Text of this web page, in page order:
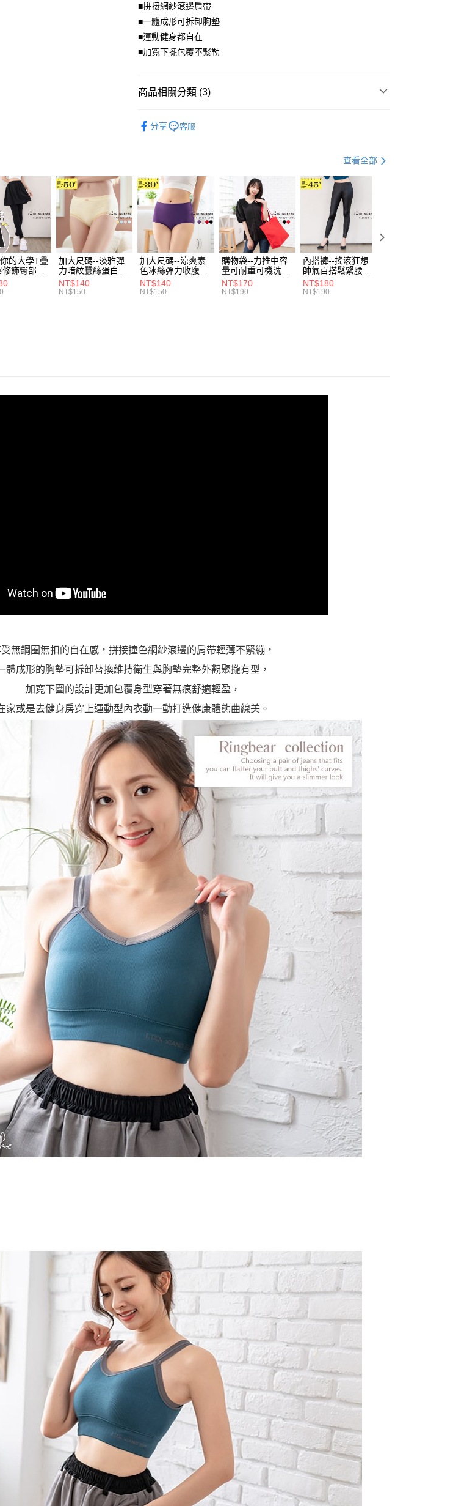
相關說明
【大哥付你分期使用說明】
1.本服務由台灣大哥大提供，台灣大哥大用戶可立即使用無須另外申請。
2.付款方式選擇「大哥付你分期」，訂單成立後會自動跳轉到大哥付的交易
流程，驗證手機門號後，選擇欲分期的期數、繳款截止日，確認付款後即
4.訂單成立30分鐘內，如未前往確認交易或遇審核未通過，訂單將自動取
【繳款方式說明】
2.透過簡訊連結打開帳單後，可選擇「超商條碼／台灣大直營門市／銀行轉
【注意事項】
1.本服務係由「台灣大哥大股份有限公司」（以下簡稱本公司）所提供，讓
用戶於交易時，得透過本服務購買商品或服務，並由商店將買賣／分期付
款買賣價金債權讓與本公司後，依約使用本公司帳單繳交帳款。
2.基於同意付款使用「大哥付你分期」之契約關係目的，商店將以您的個人
資料（包含姓名、電話或地址）提供予台灣大哥大進項蒐集、處理及利
用，由本公司與您本人進行分期帳單所需資料之確認、核對及更正。
3.完整用戶服務條款，請詳閱以下連結：https://oppay.tw/userRule
AFTEE先享後付
相關說明
１．簡單：不需註冊會員、不需綁卡、不需儲值。
３．收到繳費通知簡訊後14天內，點擊此簡訊中的連結，可透過四大超商
／ATM／網路銀行／等多元方式進行付款，方視為交易完成。
※ 請注意：結帳手續完成當下不需立刻繳費，但若您需要取消訂單，請聯
絡購買商品的店家。未經商家同意取消之訂單仍視為有效，需透過AFTEE
先享後付繳納相關費用。
※ 交易是否成功請以「AFTEE先享後付 」之結帳頁面顯示為準，若有關於
是否繳費成功／繳費後需取消欲退款等相關疑問，請聯繫「AFTEE先享後
付客戶支援中心」https://netprotections.freshdesk.com/support/home
【注意事項】
１．透過由恩沛科技股份有限公司提供之「AFTEE先享後付」服務完成之
全家取貨付款
每筆NT$70，滿NT$699(含以上)免運費
7-11取貨付款
每筆NT$70，滿NT$799(含以上)免運費
付款後7-11取貨
每筆NT$70，滿NT$699(含以上)免運費
宅配
■拼接網紗滾邊肩帶
■一體成形可拆卸胸墊
■運動健身都自在
■加寬下擺包覆不緊勒
商品相關分類 (3)
分享 客服
查看全部
的大學T疊
修飾臀部下
搭裙/遮臀
6L)-Q155
加大尺碼--淡雅彈
力暗紋蠶絲蛋白無
痕蕾絲三角內褲
(白.粉.藍.黃XL-
NT$140
NT$150
加大尺碼--涼爽素
色冰絲彈力收腹提
臀無痕中腰三角內
褲(黑.紅.粉.紫L-
NT$140
NT$150
購物袋--力推中容
量可耐重可機洗烘
乾環保帆布袋/側背
包(黑.紅.米F)-
NT$170
NT$190
內搭褲--搖滾狂想
帥氣百搭鬆緊腰頭
超彈絲滑薄款仿皮
褲(黑XL-6L)-R179
NT$180
NT$190
無鋼圈無扣的自在感，拼接撞色網紗滾邊的肩帶輕薄不緊繃，
體成形的胸墊可拆卸替換維持衛生與胸墊完整外觀聚攏有型，
加寬下圍的設計更加包覆身型穿著無痕舒適輕盈，
家或是去健身房穿上運動型內衣動一動打造健康體態曲線美。